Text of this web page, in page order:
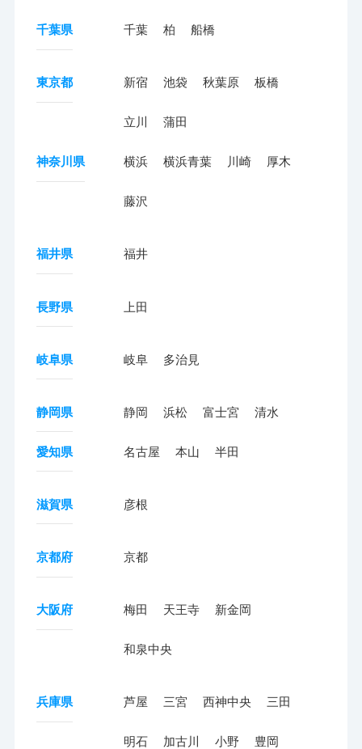
千葉県 千葉 柏 船橋
東京都 新宿 池袋 秋葉原 板橋
立川 蒲田
神奈川県 横浜 横浜青葉 川崎 厚木
藤沢
福井県 福井
長野県 上田
岐阜県 岐阜 多治見
静岡県 静岡 浜松 富士宮 清水
愛知県 名古屋 本山 半田
滋賀県 彦根
京都府 京都
大阪府 梅田 天王寺 新金岡
和泉中央
兵庫県 芦屋 三宮 西神中央 三田
明石 加古川 小野 豊岡